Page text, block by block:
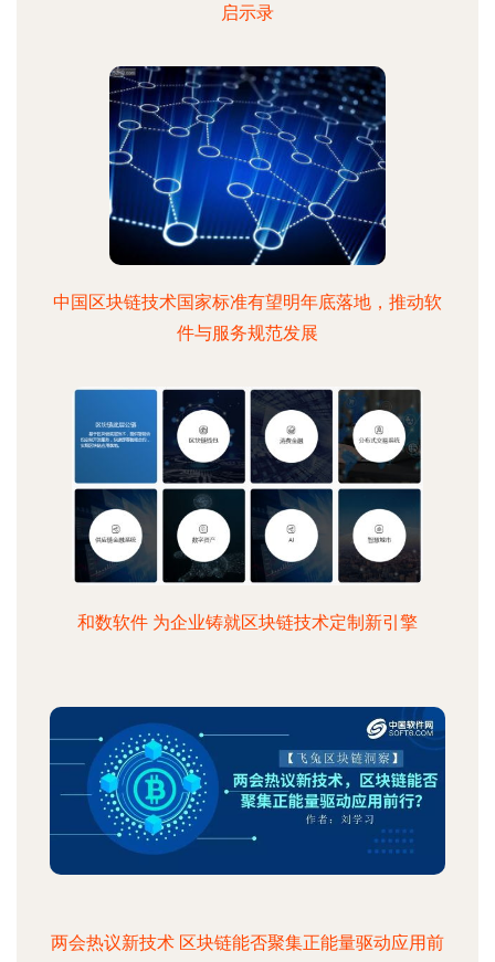
启示录
中国区块链技术国家标准有望明年底落地，推动软
件与服务规范发展
和数软件 为企业铸就区块链技术定制新引擎
两会热议新技术 区块链能否聚集正能量驱动应用前